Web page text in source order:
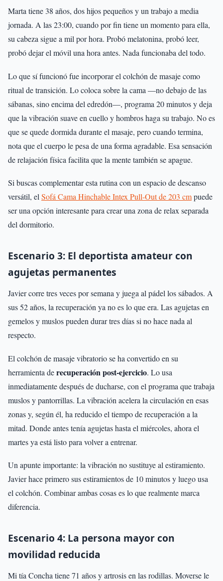
Marta tiene 38 años, dos hijos pequeños y un trabajo a media
jornada. A las 23:00, cuando por fin tiene un momento para ella,
su cabeza sigue a mil por hora. Probó melatonina, probó leer,
probó dejar el móvil una hora antes. Nada funcionaba del todo.
Lo que sí funcionó fue incorporar el colchón de masaje como
ritual de transición. Lo coloca sobre la cama —no debajo de las
sábanas, sino encima del edredón—, programa 20 minutos y deja
que la vibración suave en cuello y hombros haga su trabajo. No es
que se quede dormida durante el masaje, pero cuando termina,
nota que el cuerpo le pesa de una forma agradable. Esa sensación
de relajación física facilita que la mente también se apague.
Si buscas complementar esta rutina con un espacio de descanso
versátil, el Sofá Cama Hinchable Intex Pull-Out de 203 cmpuede
ser una opción interesante para crear una zona de relax separada
del dormitorio.
Escenario 3: El deportista amateur con
agujetas permanentes
Javier corre tres veces por semana y juega al pádel los sábados. A
sus 52 años, la recuperación ya no es lo que era. Las agujetas en
gemelos y muslos pueden durar tres días si no hace nada al
respecto.
El colchón de masaje vibratorio se ha convertido en su
herramienta derecuperación post-ejercicio. Lo usa
inmediatamente después de ducharse, con el programa que trabaja
muslos y pantorrillas. La vibración acelera la circulación en esas
zonas y, según él, ha reducido el tiempo de recuperación a la
mitad. Donde antes tenía agujetas hasta el miércoles, ahora el
martes ya está listo para volver a entrenar.
Un apunte importante: la vibración no sustituye al estiramiento.
Javier hace primero sus estiramientos de 10 minutos y luego usa
el colchón. Combinar ambas cosas es lo que realmente marca
diferencia.
Escenario 4: La persona mayor con
movilidad reducida
Mi tía Concha tiene 71 años y artrosis en las rodillas. Moverse le